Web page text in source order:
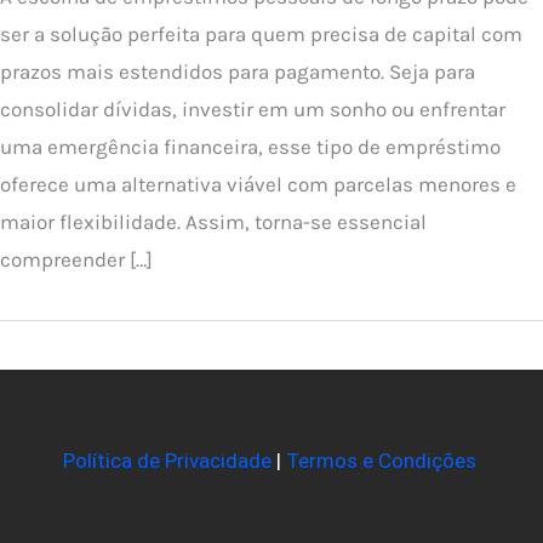
ser a solução perfeita para quem precisa de capital com
prazos mais estendidos para pagamento. Seja para
consolidar dívidas, investir em um sonho ou enfrentar
uma emergência financeira, esse tipo de empréstimo
oferece uma alternativa viável com parcelas menores e
maior flexibilidade. Assim, torna-se essencial
compreender […]
Política de Privacidade| Termos e Condições